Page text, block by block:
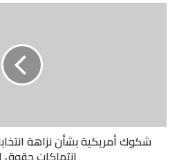
شكوك أمريكية بشأن نزاهة